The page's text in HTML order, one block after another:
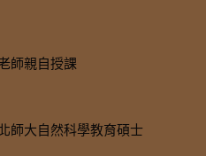
師親自授課
師大自然科學教育碩士